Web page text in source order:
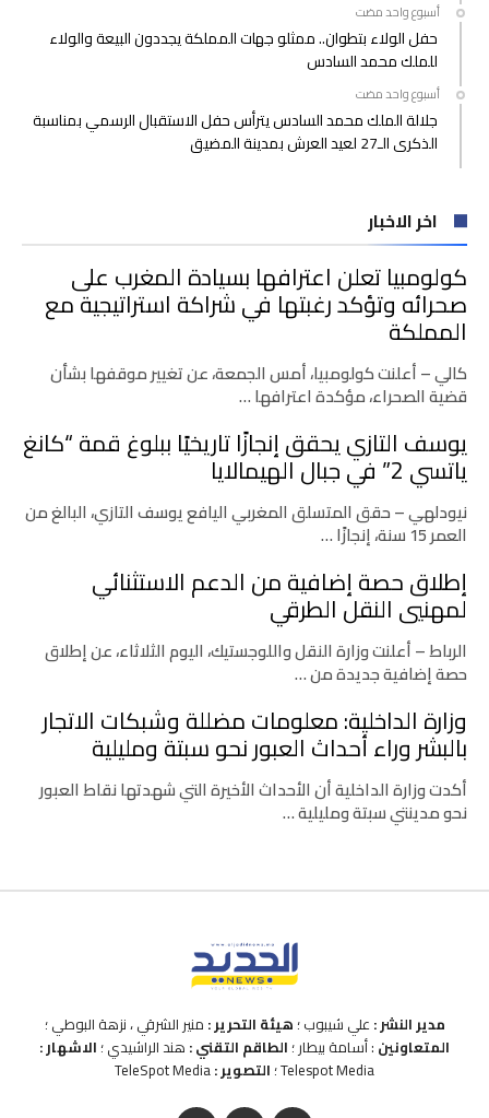
‫‫‫‏‫أسبوع واحد مضت‬
حفل الولاء بتطوان.. ممثلو جهات المملكة يجددون البيعة والولاء
للملك محمد السادس
‫‫‫‏‫أسبوع واحد مضت‬
جلالة الملك محمد السادس يترأس حفل الاستقبال الرسمي بمناسبة
الذكرى الـ27 لعيد العرش بمدينة المضيق
اخر الاخبار
كولومبيا تعلن اعترافها بسيادة المغرب على
صحرائه وتؤكد رغبتها في شراكة استراتيجية مع
المملكة
كالي – أعلنت كولومبيا، أمس الجمعة، عن تغيير موقفها بشأن
قضية الصحراء، مؤكدة اعترافها …
يوسف التازي يحقق إنجازًا تاريخيًا ببلوغ قمة “كانغ
ياتسي 2” في جبال الهيمالايا
نيودلهي – حقق المتسلق المغربي اليافع يوسف التازي، البالغ من
العمر 15 سنة، إنجازًا …
إطلاق حصة إضافية من الدعم الاستثنائي
لمهنيي النقل الطرقي
الرباط – أعلنت وزارة النقل واللوجستيك، اليوم الثلاثاء، عن إطلاق
حصة إضافية جديدة من …
وزارة الداخلية: معلومات مضللة وشبكات الاتجار
بالبشر وراء أحداث العبور نحو سبتة ومليلية
أكدت وزارة الداخلية أن الأحداث الأخيرة التي شهدتها نقاط العبور
نحو مدينتي سبتة ومليلية …
مدير النشر : علي شيبوب ؛ هيئة التحرير : منير الشرقي ، نزهة البوطي ؛
المتعاونين : أسامة بيطار ؛ الطاقم التقني : هند الراشيدي ؛ الاشهار :
Telespot Media ؛ التصوير :TeleSpot Media